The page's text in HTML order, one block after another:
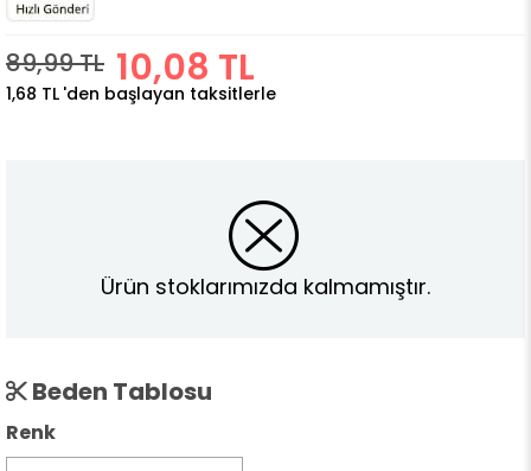
89,99 TL 10,08 TL
1,68 TL 'den başlayan taksitlerle
Ürün stoklarımızda kalmamıştır.
Beden Tablosu
Renk